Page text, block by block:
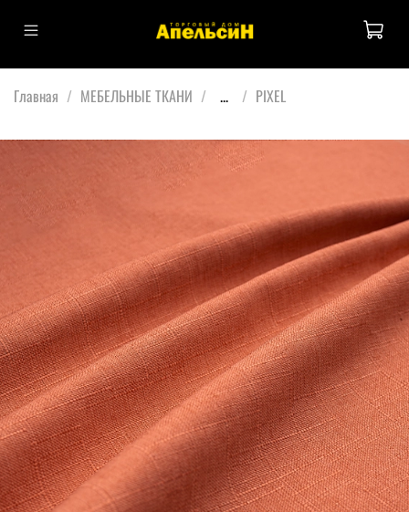
Главная МЕБЕЛЬНЫЕ ТКАНИ ... PIXEL